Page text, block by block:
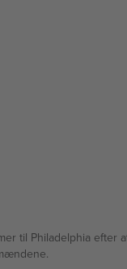
til Philadelphia efter